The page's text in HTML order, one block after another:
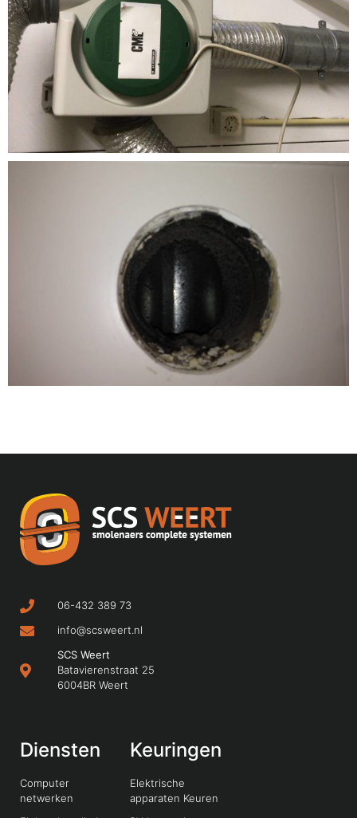
06-432 389 73
info@scsweert.nl
SCS Weert
Batavierenstraat 25
6004BR Weert
Diensten
Computer
netwerken
Keuringen
Elektrische
apparaten Keuren